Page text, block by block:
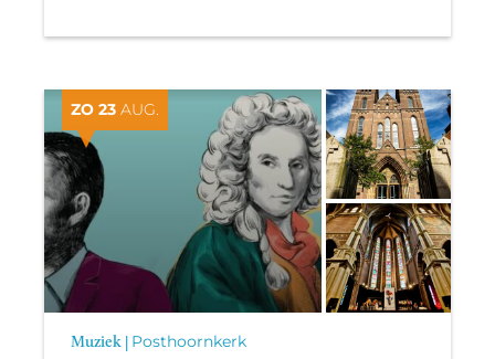
ZO 23 AUG.
Muziek | Posthoornkerk